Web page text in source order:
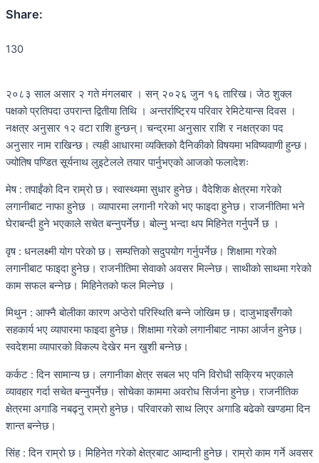
Share:
130
२०८३ साल असार २ गते मंगलबार । सन् २०२६ जुन १६ तारिख। जेठ शुक्ल
पक्षको प्रतिपदा उपरान्त द्वितीया तिथि । अन्तर्राष्ट्रिय परिवार रेमिटेयान्स दिवस ।
नक्षत्र अनुसार १२ वटा राशि हुन्छन्। चन्द्रमा अनुसार राशि र नक्षत्रका पद
अनुसार नाम राखिन्छ। त्यही आधारमा व्यक्तिको दैनिकीको विषयमा भविष्यवाणी हुन्छ।
ज्योतिष पण्डित सूर्यनाथ लुइटेलले तयार पार्नुभएको आजको फलादेशः
मेष : तपाईंको दिन राम्रो छ। स्वास्थ्यमा सुधार हुनेछ। वैदेशिक क्षेत्रमा गरेको
लगानीबाट नाफा हुनेछ । व्यापारमा लगानी गरेको भए फाइदा हुनेछ। राजनीतिमा भने
घेराबन्दी हुने भएकाले सचेत बन्नुपर्नेछ। बोल्नु भन्दा थप मिहिनेत गर्नुपर्ने छ ।
वृष : धनलक्ष्मी योग परेको छ। सम्पत्तिको सदुपयोग गर्नुपर्नेछ। शिक्षामा गरेको
लगानीबाट फाइदा हुनेछ। राजनीतिमा सेवाको अवसर मिल्नेछ। साथीको साथमा गरेको
काम सफल बन्नेछ। मिहिनेतको फल मिल्नेछ ।
मिथुन : आफ्नै बोलीका कारण अप्ठेरो परिस्थिति बन्ने जोखिम छ। दाजुभाइसँगको
सहकार्य भए व्यापारमा फाइदा हुनेछ। शिक्षामा गरेको लगानीबाट नाफा आर्जन हुनेछ।
स्वदेशमा व्यापारको विकल्प देखेर मन खुशी बन्नेछ।
कर्कट : दिन सामान्य छ। लगानीका क्षेत्र सबल भए पनि विरोधी सक्रिय भएकाले
व्यावहार गर्दा सचेत बन्नुपर्नेछ। सोचेका काममा अवरोध सिर्जना हुनेछ। राजनीतिक
क्षेत्रमा अगाडि नबढ्नु राम्रो हुनेछ। परिवारको साथ लिएर अगाडि बढेको खण्डमा दिन
शान्त बन्नेछ।
सिंह : दिन राम्रो छ। मिहिनेत गरेको क्षेत्रबाट आम्दानी हुनेछ। राम्रो काम गर्ने अवसर